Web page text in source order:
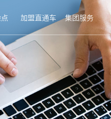
加盟直通车 集团服务